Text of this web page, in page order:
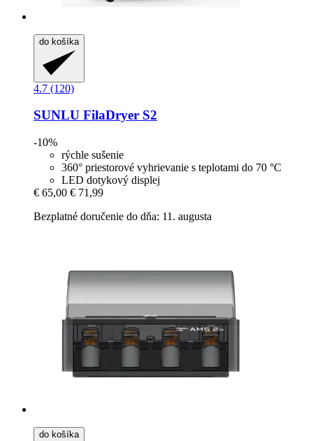
do košíka
4.7 (120)
SUNLU FilaDryer S2
-10%
rýchle sušenie
360° priestorové vyhrievanie s teplotami do 70 °C
LED dotykový displej
€ 65,00 € 71,99
Bezplatné doručenie do dňa: 11. augusta
do košíka